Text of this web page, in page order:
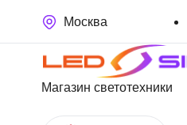
Москва
Магазин светотехники